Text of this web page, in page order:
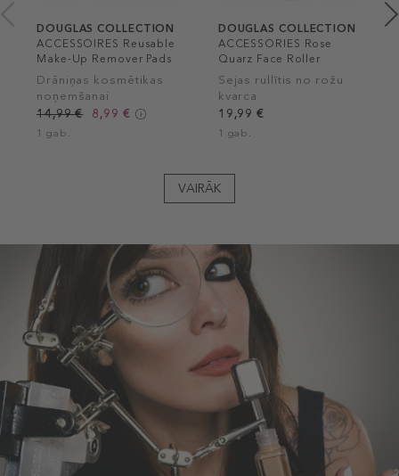
DOUGLAS COLLECTION
ACCESSOIRES Reusable
Make-Up Remover Pads
Drāniņas kosmētikas
noņemšanai
14,99 €
8,99 €
1 gab.
DOUGLAS COLLECTION
ACCESSORIES Rose
Quarz Face Roller
Sejas rullītis no rožu
kvarca
19,99 €
1 gab.
VAIRĀK